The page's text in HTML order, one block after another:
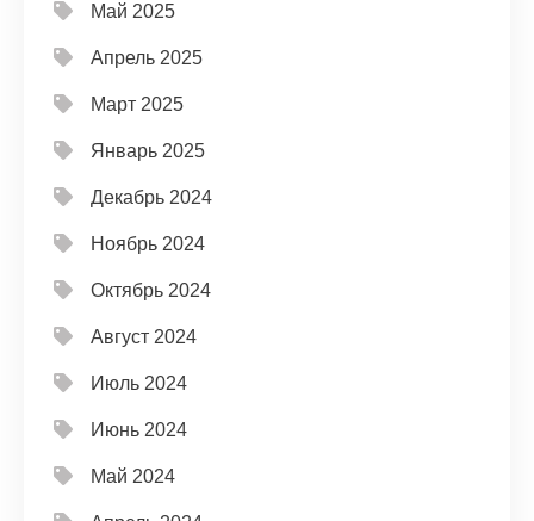
Май 2025
Апрель 2025
Март 2025
Январь 2025
Декабрь 2024
Ноябрь 2024
Октябрь 2024
Август 2024
Июль 2024
Июнь 2024
Май 2024